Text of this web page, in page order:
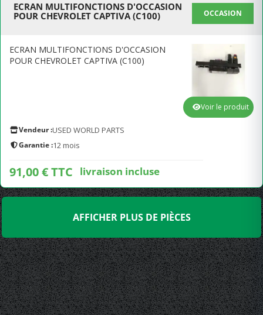
ECRAN MULTIFONCTIONS D'OCCASION
POUR CHEVROLET CAPTIVA (C100)
OCCASION
ECRAN MULTIFONCTIONS D'OCCASION
POUR CHEVROLET CAPTIVA (C100)
Vendeur :USED WORLD PARTS
Garantie :12 mois
91,00 € TTC livraison incluse
Voir le produit
AFFICHER PLUS DE PIÈCES